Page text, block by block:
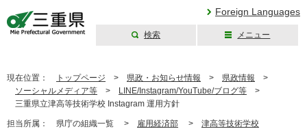
Foreign Languages
検索 メニュー
現在位置： トップページ > 県政・お知らせ情報 > 県政情報 >
ソーシャルメディア等 > LINE/Instagram/YouTube/ブログ等 >
三重県立津高等技術学校 Instagram 運用方針
担当所属： 県庁の組織一覧 > 雇用経済部 > 津高等技術学校